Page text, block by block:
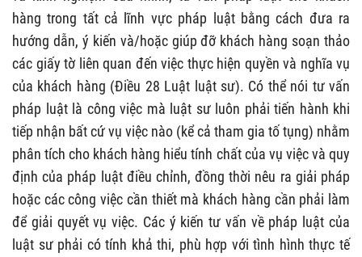
hàng trong tất cả lĩnh vực pháp luật bằng cách đưa ra
hướng dẫn, ý kiến và/hoặc giúp đỡ khách hàng soạn thảo
các giấy tờ liên quan đến việc thực hiện quyền và nghĩa vụ
của khách hàng (Điều 28 Luật luật sư). Có thể nói tư vấn
pháp luật là công việc mà luật sư luôn phải tiến hành khi
tiếp nhận bất cứ vụ việc nào (kể cả tham gia tố tụng) nhằm
phân tích cho khách hàng hiểu tính chất của vụ việc và quy
định của pháp luật điều chỉnh, đồng thời nêu ra giải pháp
hoặc các công việc cần thiết mà khách hàng cần phải làm
để giải quyết vụ việc. Các ý kiến tư vấn về pháp luật của
luật sư phải có tính khả thi, phù hợp với tình hình thực tế